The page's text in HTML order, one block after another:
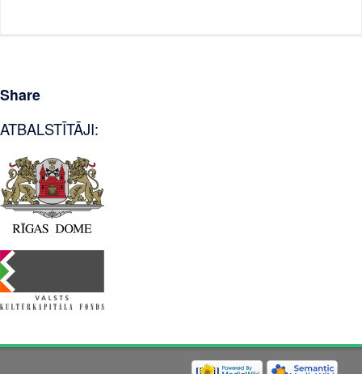
Share
ATBALSTĪTĀJI: